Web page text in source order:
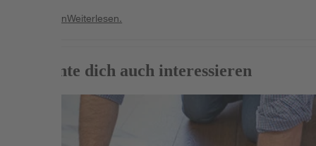
WeiterlesenWeiterlesen.
Das könnte dich auch interessieren